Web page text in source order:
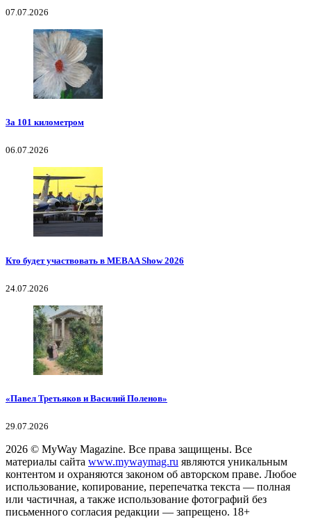
07.07.2026
За 101 километром
06.07.2026
Кто будет участвовать в MEBAA Show 2026
24.07.2026
«Павел Третьяков и Василий Поленов»
29.07.2026
2026 © MyWay Magazine. Все права защищены. Все
материалы сайта www.mywaymag.ru являются уникальным
контентом и охраняются законом об авторском праве. Любое
использование, копирование, перепечатка текста — полная
или частичная, а также использование фотографий без
письменного согласия редакции — запрещено. 18+